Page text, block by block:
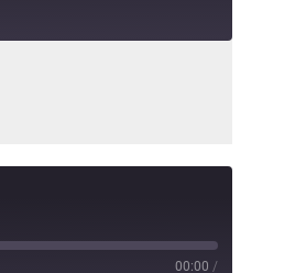
00:00 /